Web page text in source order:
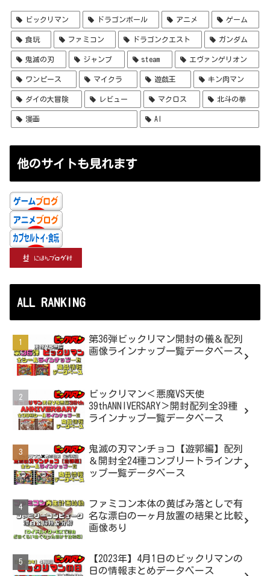
ビックリマン ドラゴンボール アニメ ゲーム
食玩 ファミコン ドラゴンクエスト ガンダム
鬼滅の刃 ジャンプ steam エヴァンゲリオン
ワンピース マイクラ 遊戯王 キン肉マン
ダイの大冒険 レビュー マクロス 北斗の拳
漫画 AI
他のサイトも見れます
ALL RANKING
第36弾ビックリマン開封の儀＆配列
画像ラインナップ一覧データベース
ビックリマン＜悪魔VS天使
39thANNIVERSARY＞開封配列全39種
ラインナップ一覧データベース
鬼滅の刃マンチョコ【遊郭編】配列
＆開封全24種コンプリートラインナ
ップ一覧データベース
ファミコン本体の黄ばみ落としで有
名な漂白の一ヶ月放置の結果と比較
画像あり
【2023年】4月1日のビックリマンの
日の情報まとめデータベース